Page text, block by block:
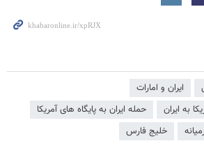
ایران و امارات
به ایران
حمله ایران به پایگاه های آمریکا
خلیج فارس